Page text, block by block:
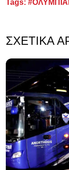
Tags:
ΣΧΕΤΙΚΆ